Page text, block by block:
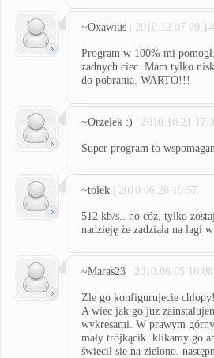
~Oxawius | 2010.12.07 09:14
Program w 100% mi
zadnych ciec. Mam tylko
do pobrania. WARTO!!!
~Orzelek :) | 2010.10.21
Super program to
~tolek | 2010.06.28 19:57
512 kb/s.. no cóż, tylko
nadzieję że zadziała na lagi
~Maras23 | 2010.06.05 16:08
Zle go konfigurujecie chlopy!
A wiec jak go juz
wykresami. W prawym
mały trójkącik. klikamy go
świecił sie na zielono.